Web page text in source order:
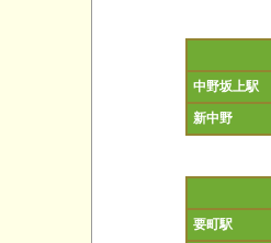
中野坂上駅
新中野
要町駅